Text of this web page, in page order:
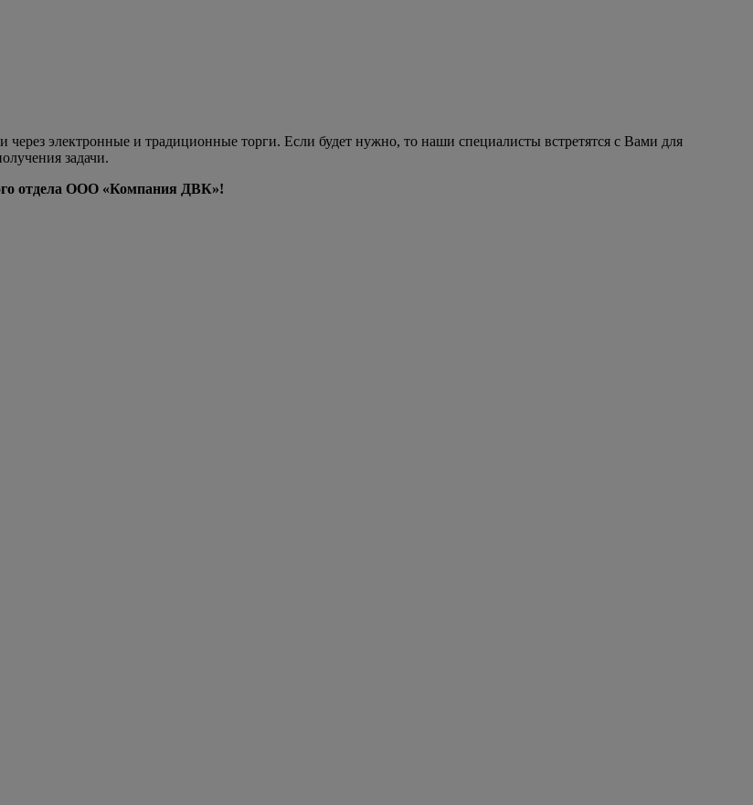
через электронные и традиционные торги. Если будет нужно, то наши специалисты встретятся с Вами для
задачи.
отдела ООО «Компания ДВК»!